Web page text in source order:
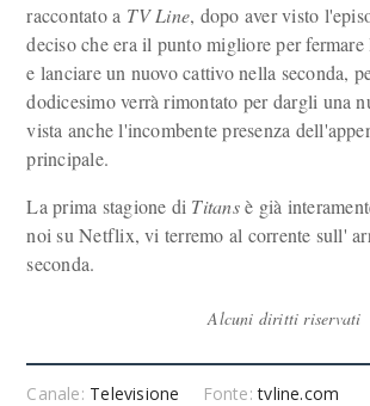
raccontato a TV Line, dopo aver visto
deciso che era il punto migliore per
e lanciare un nuovo cattivo nella seconda,
dodicesimo verrà rimontato per dargli una
vista anche l'incombente presenza
principale.
La prima stagione di Titansè già
noi su Netflix, vi terremo al corrente sull'
seconda.
Alcuni diritti riservati
Canale: Televisione Fonte:tvline.com